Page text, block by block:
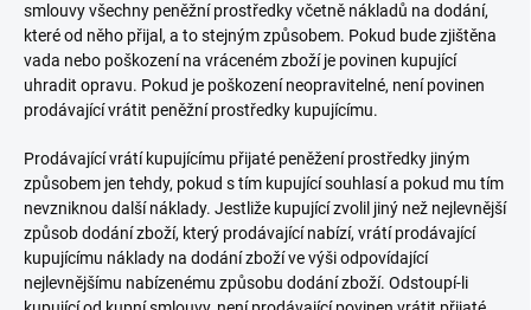
smlouvy všechny peněžní prostředky včetně nákladů na dodání,
které od něho přijal, a to stejným způsobem. Pokud bude zjištěna
vada nebo poškození na vráceném zboží je povinen kupující
uhradit opravu. Pokud je poškození neopravitelné, není povinen
prodávající vrátit peněžní prostředky kupujícímu.
Prodávající vrátí kupujícímu přijaté peněžení prostředky jiným
způsobem jen tehdy, pokud s tím kupující souhlasí a pokud mu tím
nevzniknou další náklady. Jestliže kupující zvolil jiný než nejlevnější
způsob dodání zboží, který prodávající nabízí, vrátí prodávající
kupujícímu náklady na dodání zboží ve výši odpovídající
nejlevnějšímu nabízenému způsobu dodání zboží. Odstoupí-li